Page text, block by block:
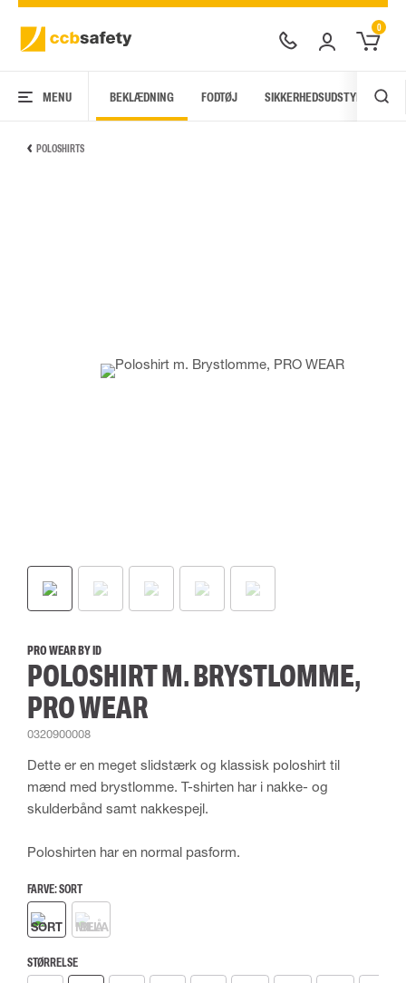
0
MENU BEKLÆDNING FODTØJ SIKKERHEDSUDSTYR
POLOSHIRTS
PRO WEAR BY ID
POLOSHIRT M. BRYSTLOMME,
PRO WEAR
0320900008
Dette er en meget slidstærk og klassisk poloshirt til
mænd med brystlomme. T-shirten har i nakke- og
skulderbånd samt nakkespejl.
Poloshirten har en normal pasform.
FARVE:SORT
STØRRELSE